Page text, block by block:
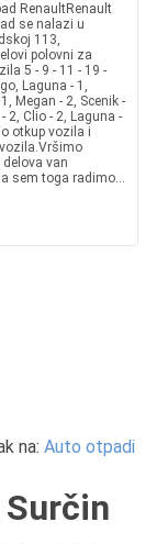
RenaultRenault
se nalazi u
113,
polovni za
5 - 9 - 11 - 19 -
Laguna - 1,
Megan - 2, Scenik -
2, Clio - 2, Laguna -
otkup vozila i
van
sem toga radimo...
na: Auto otpadi